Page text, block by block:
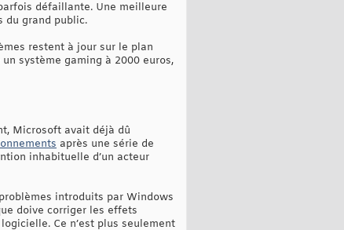
défaillante. Une meilleure
du grand public.
restent à jour sur le plan
système gaming à 2000 euros,
Microsoft avait déjà dû
après une série de
inhabituelle d’un acteur
introduits par Windows
doive corriger les effets
Ce n’est plus seulement